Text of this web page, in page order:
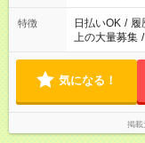
特徴 日払いOK / 履
上の大量募集 /
気になる！
掲載